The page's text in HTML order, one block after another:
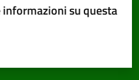
su questa
su 5
5